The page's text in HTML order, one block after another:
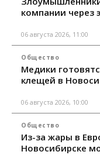
компании через
06 августа 2026, 11:00
Общество
Медики
клещей в
06 августа 2026, 10:00
Общество
Из-за жары в
Новосибирске